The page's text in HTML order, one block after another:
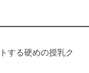
する硬めの授乳ク